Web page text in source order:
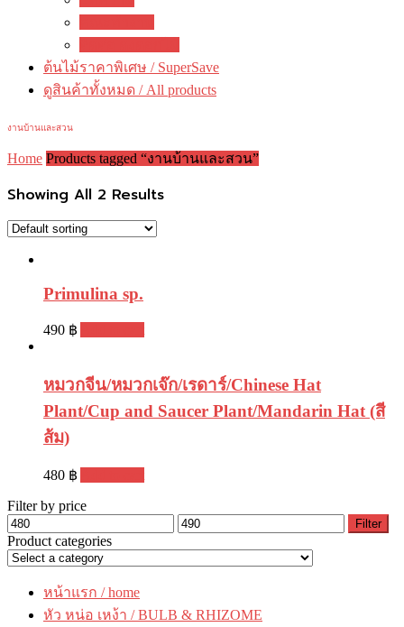
ต้นไม้ราคาพิเศษ / SuperSave
ดูสินค้าทั้งหมด / All products
งานบ้านและสวน
Home Products tagged “งานบ้านและสวน”
Showing All 2 Results
Primulina sp.
490 ฿
หมวกจีน/หมวกเจ๊ก/เรดาร์/Chinese Hat
Plant/Cup and Saucer Plant/Mandarin Hat (สี
ส้ม)
480 ฿
Filter by price
Filter
Product categories
หน้าแรก / home
หัว หน่อ เหง้า / BULB & RHIZOME